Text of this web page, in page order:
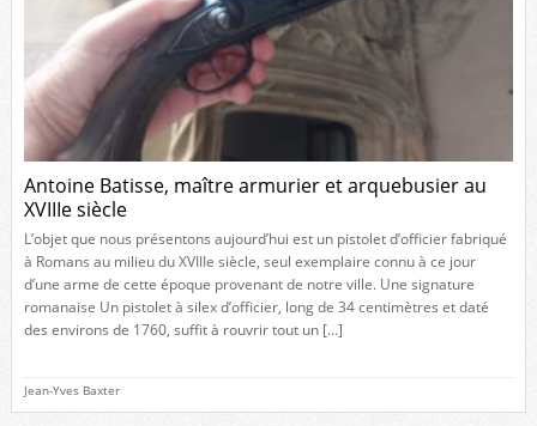
Antoine Batisse, maître armurier et arquebusier au
XVIIIe siècle
L’objet que nous présentons aujourd’hui est un pistolet d’officier fabriqué
à Romans au milieu du XVIIIe siècle, seul exemplaire connu à ce jour
d’une arme de cette époque provenant de notre ville. Une signature
romanaise Un pistolet à silex d’officier, long de 34 centimètres et daté
des environs de 1760, suffit à rouvrir tout un […]
Jean-Yves Baxter